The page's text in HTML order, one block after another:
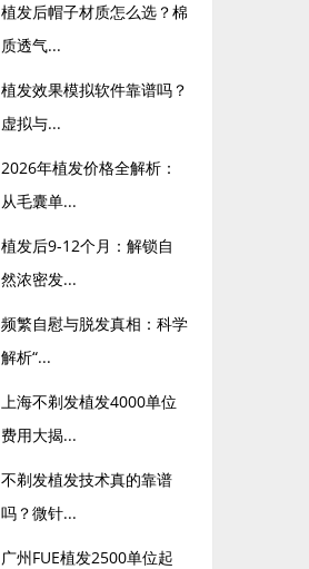
植发后帽子材质怎么选？棉
质透气...
植发效果模拟软件靠谱吗？
虚拟与...
2026年植发价格全解析：
从毛囊单...
植发后9-12个月：解锁自
然浓密发...
频繁自慰与脱发真相：科学
解析“...
上海不剃发植发4000单位
费用大揭...
不剃发植发技术真的靠谱
吗？微针...
广州FUE植发2500单位起